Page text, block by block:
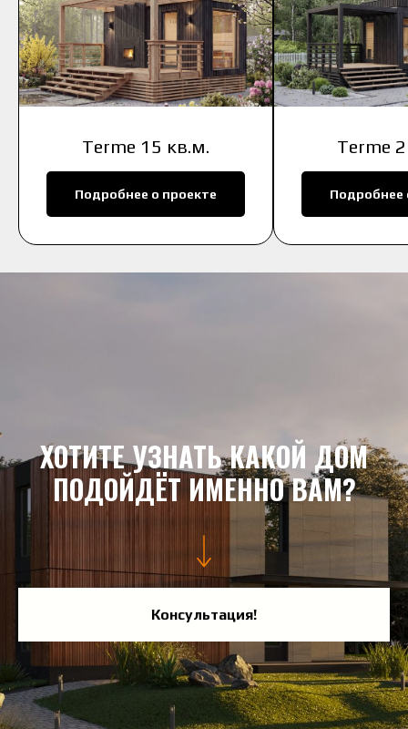
Terme 15 кв.м.
Подробнее о проекте
Terme
Подробнее
ХОТИТЕ УЗНАТЬ КАКОЙ ДОМ
ПОДОЙДЁТ ИМЕННО ВАМ?
Консультация!